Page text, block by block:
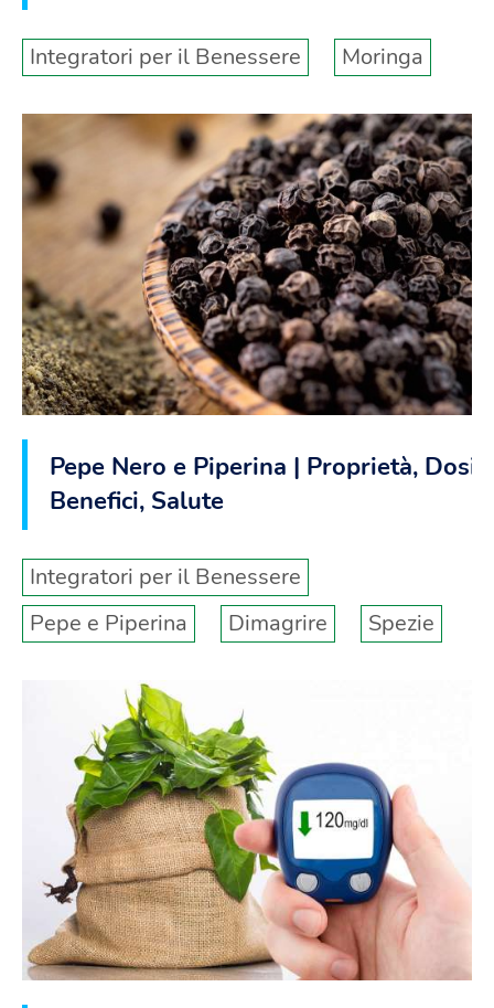
Integratori per il Benessere Moringa
Pepe Nero e Piperina | Proprietà, Dosi |
Benefici, Salute
Integratori per il Benessere
Pepe e Piperina
Dimagrire Spezie